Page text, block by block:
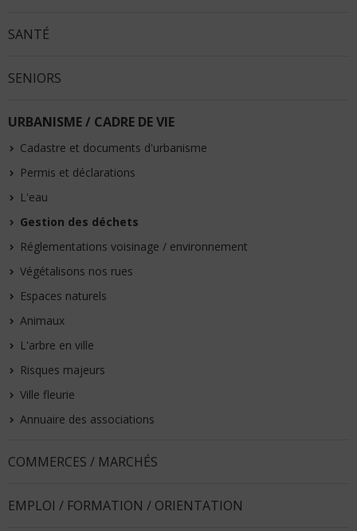
SANTÉ
SENIORS
URBANISME / CADRE DE VIE
Cadastre et documents d'urbanisme
Permis et déclarations
L'eau
Gestion des déchets
Réglementations voisinage / environnement
Végétalisons nos rues
Espaces naturels
Animaux
L'arbre en ville
Risques majeurs
Ville fleurie
Annuaire des associations
COMMERCES / MARCHÉS
EMPLOI / FORMATION / ORIENTATION